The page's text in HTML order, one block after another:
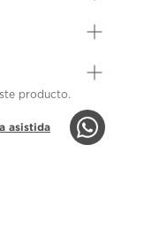
producto.
asistida